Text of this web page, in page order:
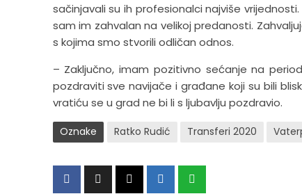
sačinjavali su ih profesionalci najviše
sam im zahvalan na velikoj predanosti.
s kojima smo stvorili odličan odnos.
– Zaključno, imam pozitivno sećanje na
pozdraviti sve navijače i građane koji su bili
vratiću se u grad ne bi li s ljubavlju pozdravio.
Oznake Ratko Rudić Transferi 2020